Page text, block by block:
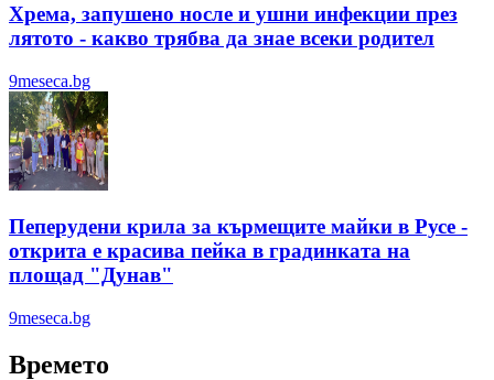
Хрема, запушено носле и ушни инфекции през
лятотo - какво трябва да знае всеки родител
9meseca.bg
Пеперудени крила за кърмещите майки в Русе -
открита е красива пейка в градинката на
площад "Дунав"
9meseca.bg
Времето